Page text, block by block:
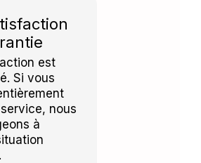
est
Si vous
nous
à